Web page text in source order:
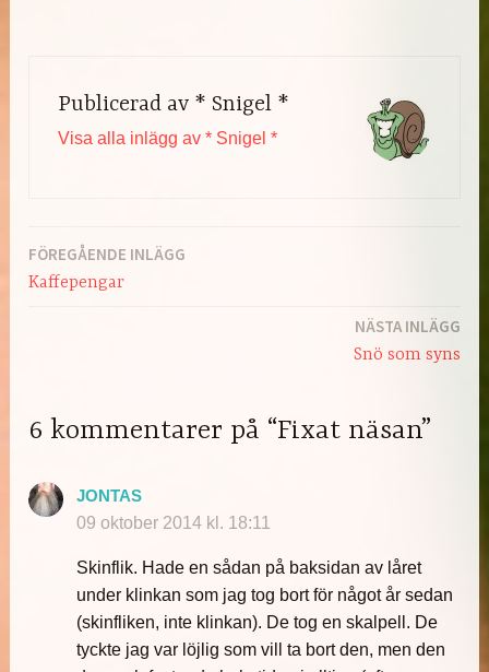
Publicerad av * Snigel *
Visa alla inlägg av * Snigel *
Inläggsnavigering
FÖREGÅENDE INLÄGG
Kaffepengar
NÄSTA INLÄGG
Snö som syns
6 kommentarer på “Fixat näsan”
JONTAS
09 oktober 2014 kl. 18:11
Skinflik. Hade en sådan på baksidan av låret
under klinkan som jag tog bort för något år sedan
(skinfliken, inte klinkan). De tog en skalpell. De
tyckte jag var löjlig som vill ta bort den, men den